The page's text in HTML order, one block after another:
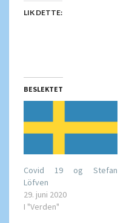
LIK DETTE:
BESLEKTET
Covid 19 og Stefan
Löfven
29. juni 2020
I "Verden"